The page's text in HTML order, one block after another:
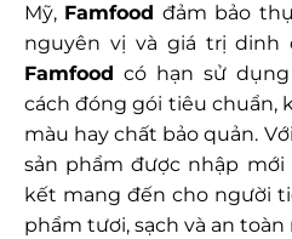
Mỹ, Famfoodđảm bảo
nguyên vị và giá trị dinh
Famfood có hạn sử
cách đóng gói tiêu chuẩn,
màu hay chất bảo quản.
sản phẩm được nhập mới
kết mang đến cho người
phẩm tươi, sạch và an toàn